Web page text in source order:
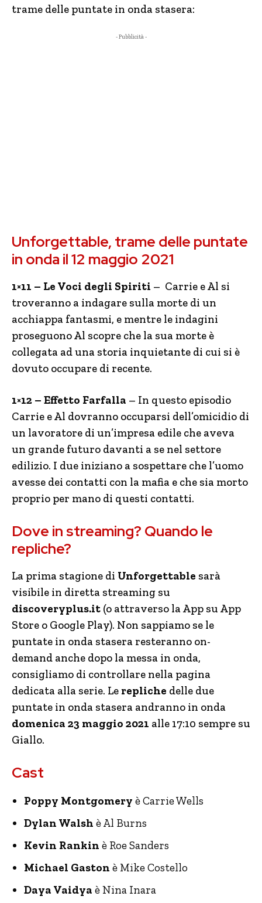
trame delle puntate in onda stasera:
- Pubblicità -
Unforgettable, trame delle puntate
in onda il 12 maggio 2021
1×11 – Le Voci degli Spiriti – Carrie e Al si
troveranno a indagare sulla morte di un
acchiappa fantasmi, e mentre le indagini
proseguono Al scopre che la sua morte è
collegata ad una storia inquietante di cui si è
dovuto occupare di recente.
1×12 – Effetto Farfalla – In questo episodio
Carrie e Al dovranno occuparsi dell’omicidio di
un lavoratore di un’impresa edile che aveva
un grande futuro davanti a se nel settore
edilizio. I due iniziano a sospettare che l’uomo
avesse dei contatti con la mafia e che sia morto
proprio per mano di questi contatti.
Dove in streaming? Quando le
repliche?
La prima stagione di Unforgettable sarà
visibile in diretta streaming su
discoveryplus.it (o attraverso la App su App
Store o Google Play). Non sappiamo se le
puntate in onda stasera resteranno on-
demand anche dopo la messa in onda,
consigliamo di controllare nella pagina
dedicata alla serie. Le repliche delle due
puntate in onda stasera andranno in onda
domenica 23 maggio 2021 alle 17:10 sempre su
Giallo.
Cast
Poppy Montgomery è Carrie Wells
Dylan Walsh è Al Burns
Kevin Rankin è Roe Sanders
Michael Gaston è Mike Costello
Daya Vaidya è Nina Inara